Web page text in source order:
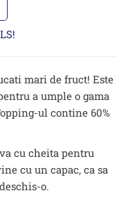
mari de fruct! Este
a umple o gama
ul contine 60%
cu cheita pentru
cu un capac, ca sa
o.